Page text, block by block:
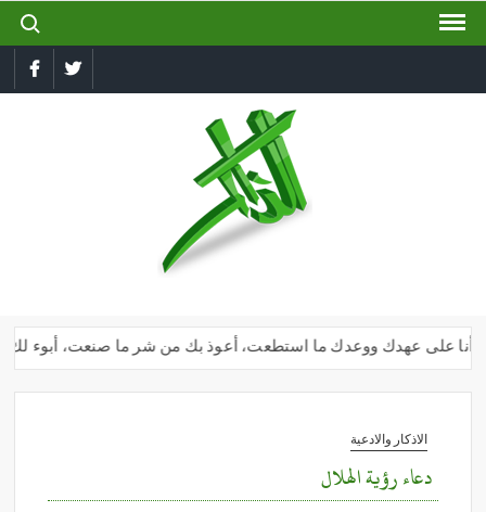
Skip
for:
Twitter
وأنا على عهدك ووعدك ما استطعت، أعوذ بك من شر ما صنعت، أبوء لك
الاذكار والادعية
دعاء رؤية الهلال